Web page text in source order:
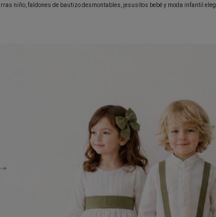
niño, faldones de bautizo desmontables, jesusitos bebé y moda infantil